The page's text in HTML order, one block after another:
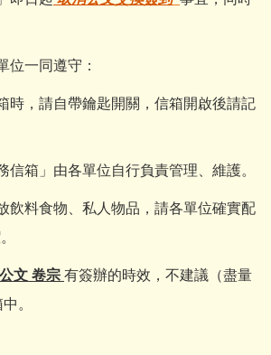
位一同遵守：
時，請自帶鑰匙開關，信箱開啟後請記
信箱」由各單位自行負責管理、維護。
飲料食物、私人物品，請各單位確實配
文 卷宗 有簽辦的時效，不建議 （盡量
。